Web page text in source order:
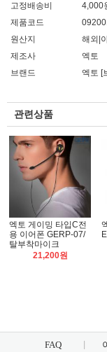
고정배송비
4,000
제품코드
원산지
해외|
제조사
엑토
브랜드
엑토 [
관련상품
엑토 게이밍 타입C전
용 이어폰 GERP-07/
탈부착마이크
21,200원
FAQ